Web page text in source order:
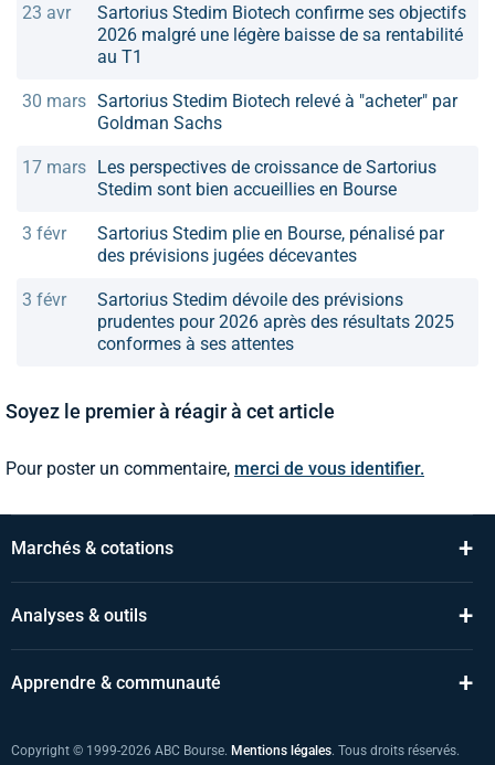
23 avr
Sartorius Stedim Biotech confirme ses objectifs
2026 malgré une légère baisse de sa rentabilité
au T1
30 mars Sartorius Stedim Biotech relevé à "acheter" par
Goldman Sachs
17 mars Les perspectives de croissance de Sartorius
Stedim sont bien accueillies en Bourse
3 févr
Sartorius Stedim plie en Bourse, pénalisé par
des prévisions jugées décevantes
3 févr
Sartorius Stedim dévoile des prévisions
prudentes pour 2026 après des résultats 2025
conformes à ses attentes
Soyez le premier à réagir à cet article
Pour poster un commentaire, merci de vous identifier.
Marchés & cotations +
Analyses & outils +
Apprendre & communauté +
Copyright © 1999-2026 ABC Bourse. Mentions légales. Tous droits réservés.